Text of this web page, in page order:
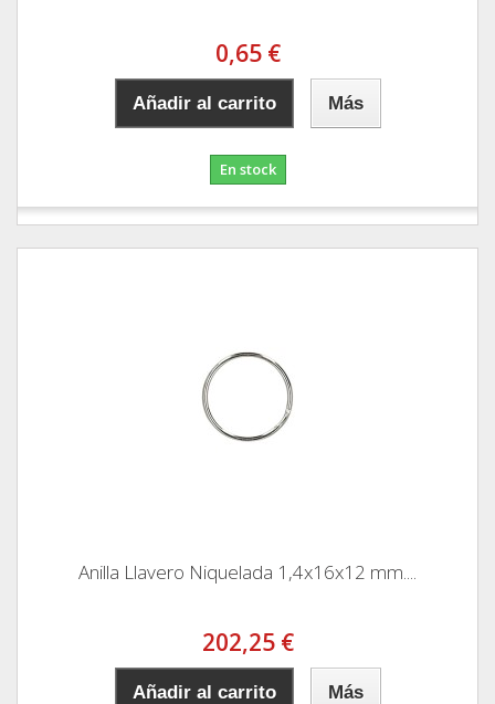
0,65 €
Añadir al carrito Más
En stock
Anilla Llavero Niquelada 1,4x16x12 mm....
202,25 €
Añadir al carrito Más